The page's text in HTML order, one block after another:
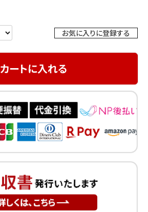
お気に入りに登録する
カートに入れる